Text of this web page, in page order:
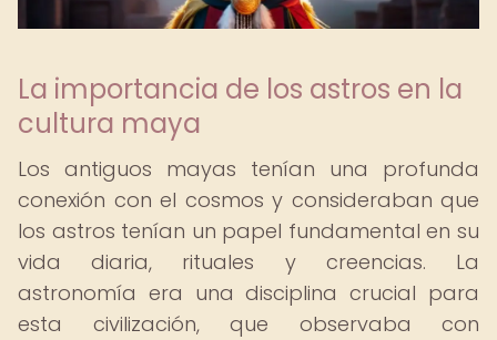
La importancia de los astros en la
cultura maya
Los antiguos mayas tenían una profunda
conexión con el cosmos y consideraban que
los astros tenían un papel fundamental en su
vida diaria, rituales y creencias. La
astronomía era una disciplina crucial para
esta civilización, que observaba con